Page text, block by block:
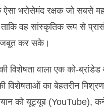
रक्षक जो सबसे
ताकि वह सांस्कृतिक रूप से
कर सके।
वाला एक को-ब्रांडेड
विशेषताओं का बेहतरीन
को यूट्यूब (YouTube),